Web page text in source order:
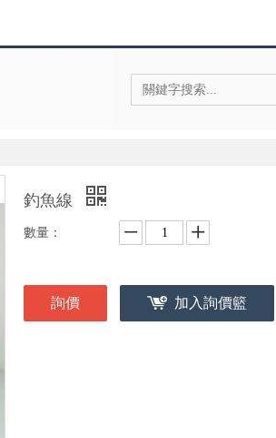
釣魚線
數量：
詢價 加入詢價籃